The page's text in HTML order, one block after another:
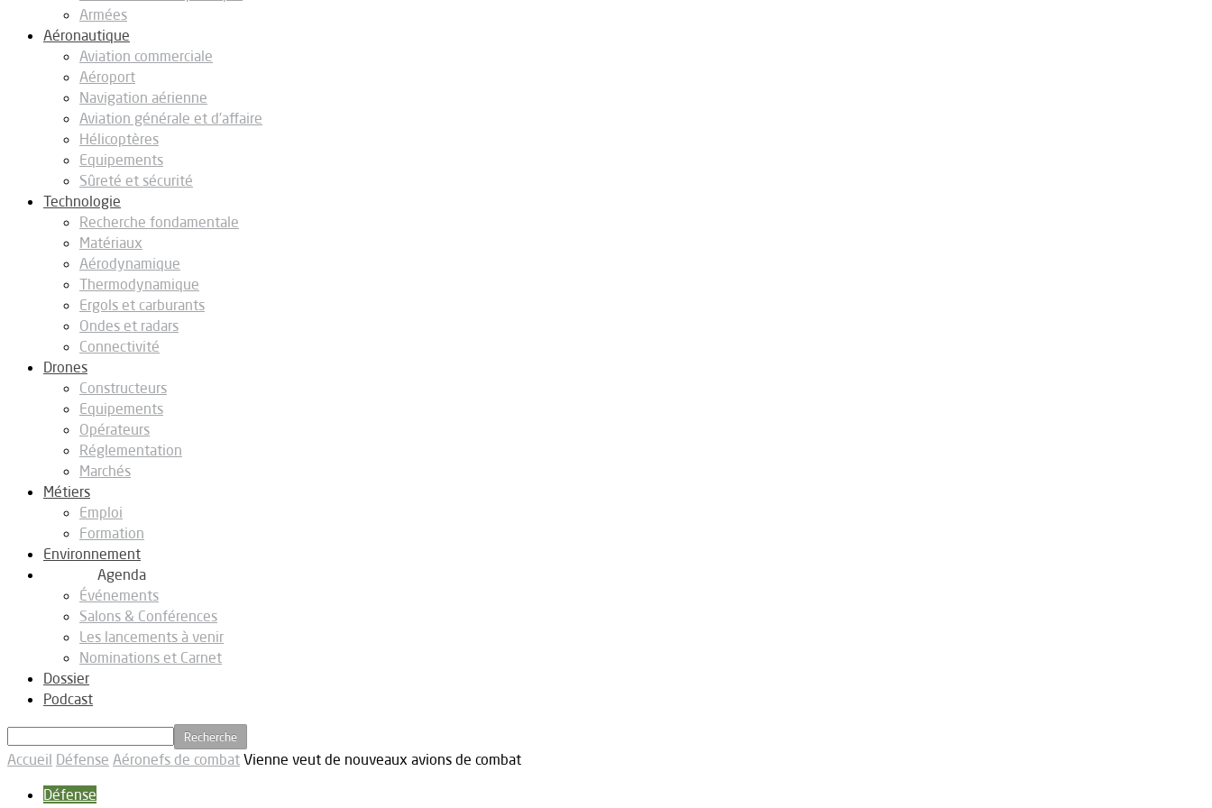
Armées
Aéronautique
Aviation commerciale
Aéroport
Navigation aérienne
Aviation générale et d’affaire
Hélicoptères
Equipements
Sûreté et sécurité
Technologie
Recherche fondamentale
Matériaux
Aérodynamique
Thermodynamique
Ergols et carburants
Ondes et radars
Connectivité
Drones
Constructeurs
Equipements
Opérateurs
Réglementation
Marchés
Métiers
Emploi
Formation
Environnement
Agenda
Événements
Salons & Conférences
Les lancements à venir
Nominations et Carnet
Dossier
Podcast
Accueil Défense Aéronefs de combat Vienne veut de nouveaux avions de combat
Défense